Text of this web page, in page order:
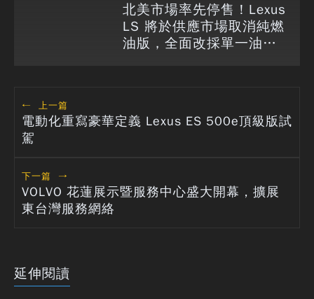
北美市場率先停售！Lexus
LS 將於供應市場取消純燃
油版，全面改採單一油電
← 上一篇
電動化重寫豪華定義 Lexus ES 500e頂級版試
駕
下一篇 →
VOLVO 花蓮展示暨服務中心盛大開幕，擴展
東台灣服務網絡
延伸閱讀